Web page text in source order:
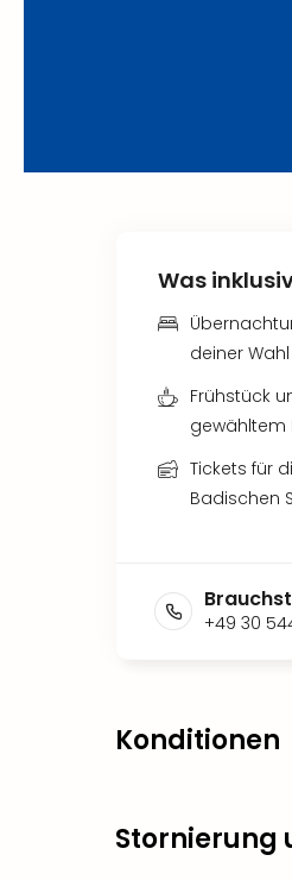
Was
deiner Wahl
Frühstück
gewähltem
Tickets für
Badischen
+49 30
Konditionen
Stornierung